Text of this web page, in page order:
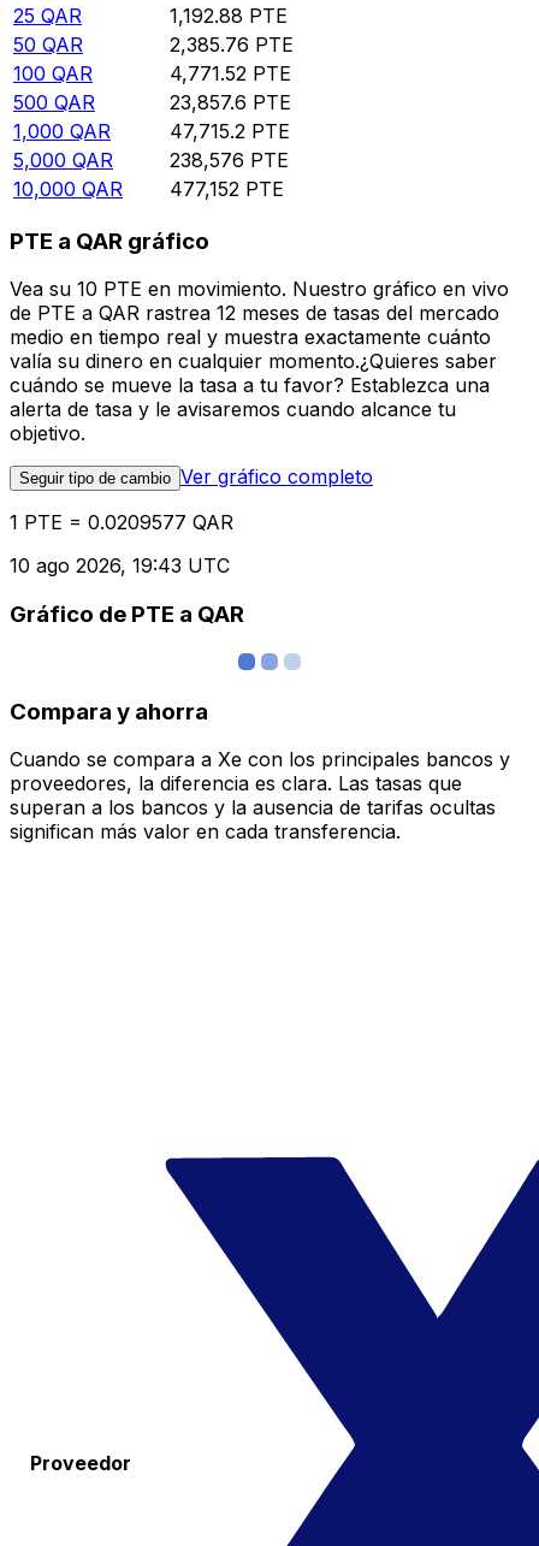
25 QAR 1,192.88 PTE
50 QAR 2,385.76 PTE
100 QAR 4,771.52 PTE
500 QAR 23,857.6 PTE
1,000 QAR 47,715.2 PTE
5,000 QAR 238,576 PTE
10,000 QAR 477,152 PTE
PTE a QAR gráfico
Vea su 10 PTE en movimiento. Nuestro gráfico en vivo
de PTE a QAR rastrea 12 meses de tasas del mercado
medio en tiempo real y muestra exactamente cuánto
valía su dinero en cualquier momento.¿Quieres saber
cuándo se mueve la tasa a tu favor? Establezca una
alerta de tasa y le avisaremos cuando alcance tu
objetivo.
Seguir tipo de cambio Ver gráfico completo
1 PTE = 0.0209577 QAR
10 ago 2026, 19:43 UTC
Gráfico de PTE a QAR
Compara y ahorra
Cuando se compara a Xe con los principales bancos y
proveedores, la diferencia es clara. Las tasas que
superan a los bancos y la ausencia de tarifas ocultas
significan más valor en cada transferencia.
Proveedor